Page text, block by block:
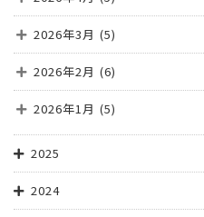
2026年3月 (5)
2026年2月 (6)
2026年1月 (5)
2025
2024